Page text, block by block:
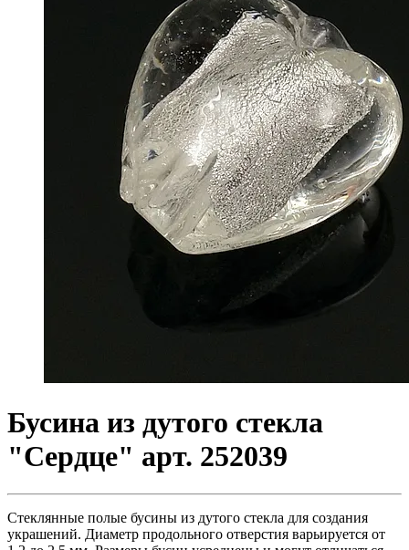
Бусина из дутого стекла
"Сердце" арт. 252039
Стеклянные полые бусины из дутого стекла для создания
украшений. Диаметр продольного отверстия варьируется от